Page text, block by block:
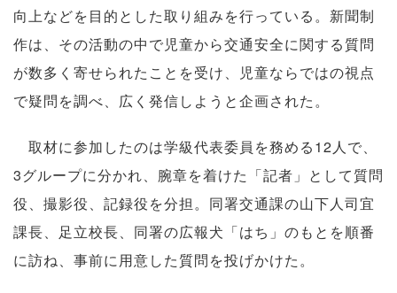
向上などを目的とした取り組みを行っている。新聞制
作は、その活動の中で児童から交通安全に関する質問
が数多く寄せられたことを受け、児童ならではの視点
で疑問を調べ、広く発信しようと企画された。
取材に参加したのは学級代表委員を務める12人で、
3グループに分かれ、腕章を着けた「記者」として質問
役、撮影役、記録役を分担。同署交通課の山下人司宜
課長、足立校長、同署の広報犬「はち」のもとを順番
に訪ね、事前に用意した質問を投げかけた。